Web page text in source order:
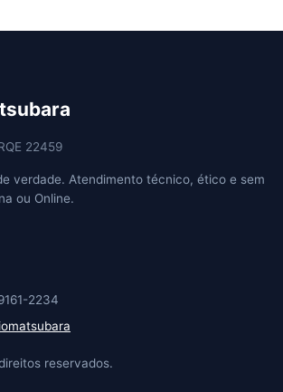
22459
verdade. Atendimento técnico, ético e sem
ou Online.
2234
reservados.